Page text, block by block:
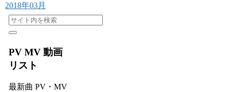
2018年03月
PV MV 動画
リスト
最新曲 PV・MV